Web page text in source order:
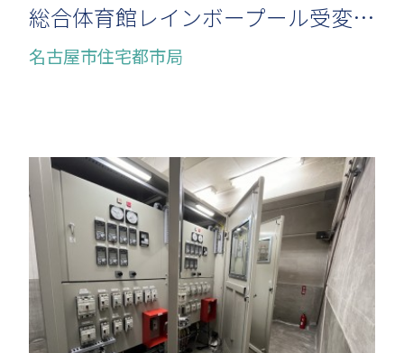
総合体育館レインボープール受変電設備取替工事
名古屋市住宅都市局